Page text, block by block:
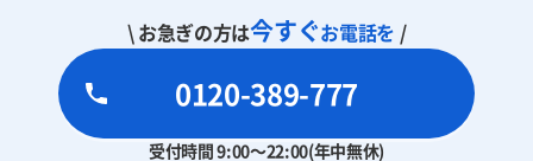
\ お急ぎの方は今すぐお電話を /
0120-389-777
受付時間 9:00～22:00(年中無休)